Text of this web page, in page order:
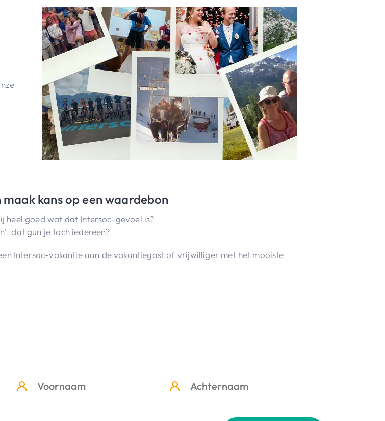
kans op een waardebon
heel goed wat dat Intersoc-gevoel is?
dat gun je toch iedereen?
Intersoc-vakantie aan de vakantiegast of vrijwilliger met het mooiste